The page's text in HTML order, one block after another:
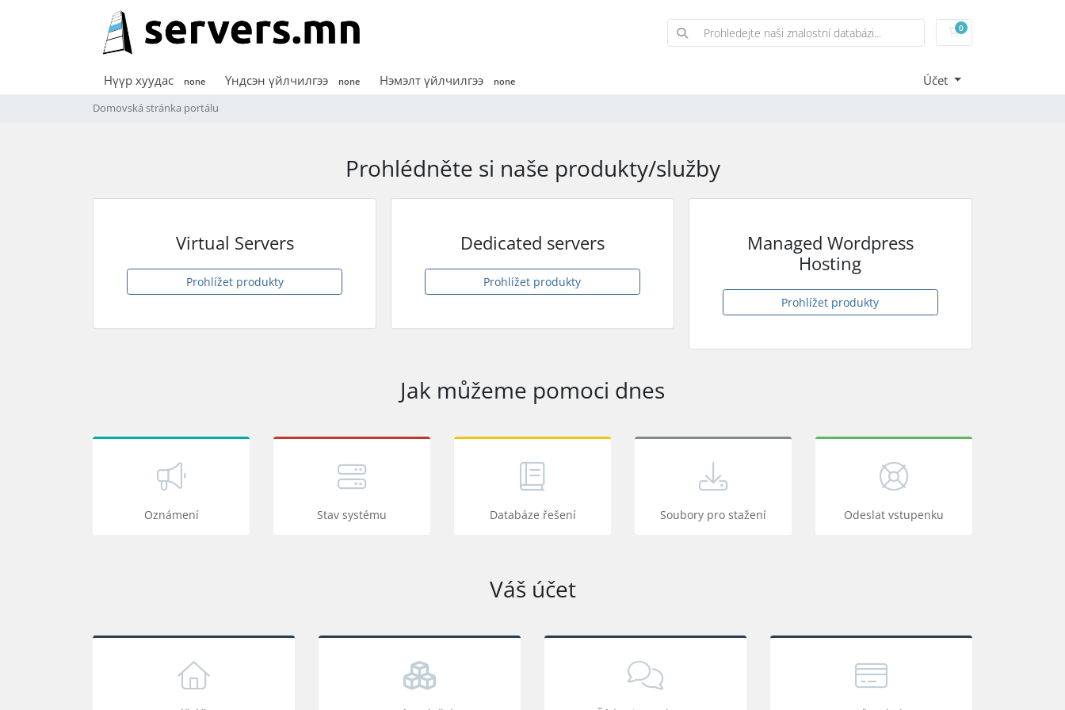
0Nákupní Košík
Нүүр хуудас none Үндсэн үйлчилгээ none Нэмэлт үйлчилгээ none Účet
Domovská stránka portálu
Prohlédněte si naše produkty/služby
Virtual Servers
Prohlížet produkty
Dedicated servers
Prohlížet produkty
Managed Wordpress
Hosting
Prohlížet produkty
Jak můžeme pomoci dnes
Oznámení Stav systému Databáze řešení Soubory pro stažení Odeslat vstupenku
Váš účet